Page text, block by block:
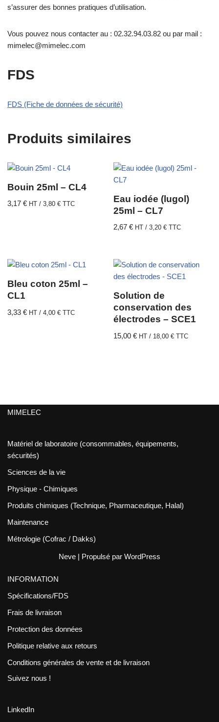
s’assurer des bonnes pratiques d’utilisation.
Vous pouvez nous contacter au : 02.32.94.03.82 ou par mail :
mimelec@mimelec.com
FDS
FDS (Fiche de données de sécurité)
Produits similaires
Bouin 25ml – CL4
3,17 € HT / 3,80 € TTC
Eau iodée (lugol)
25ml – CL7
2,67€ HT /3,20€ TTC
Bleu coton 25ml –
CL1
3,33 € HT / 4,00 € TTC
Solution de
conservation des
électrodes – SCE1
15,00€ HT / 18,00€ TTC
MIMELEC
Matériel de laboratoire (consommables, équipements,
sécurités)
Sciences de la vie
Physique - Chimiques
Produits chimiques (Technique, Pharmaceutique, Halal)
Maintenance
Métrologie (Cofrac / Dakks)
Neve | Propulsé par WordPress
INFORMATION
Spécifications/FDS
Frais de livraison
Protection des données
Politique relative aux retours
Conditions générales de vente et de livraison
Suivez nous !
LinkedIn